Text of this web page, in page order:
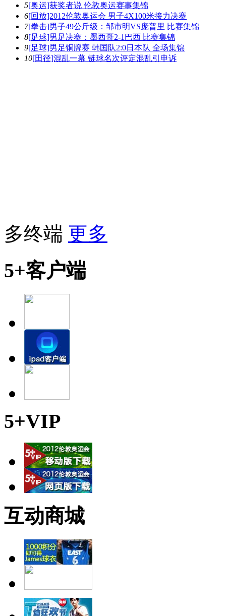
5[奥运]获奖者说 伦敦奥运赛事集锦
6[回放]2012伦敦奥运会 男子4X100米接力决赛
7[拳击]男子49公斤级：邹市明VS庞普里 比赛集锦
8[足球]男足决赛：墨西哥2-1巴西 比赛集锦
9[足球]男足铜牌赛 韩国队2:0日本队 全场集锦
10[田径]混乱一幕 链球名次评定混乱引申诉
多终端 更多
5+客户端
5+VIP
互动商城